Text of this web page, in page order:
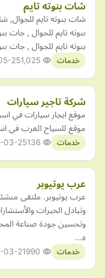
شات بنوته تايم
شات بنوته تايم للجوال,
بنوته تايم للجوال , جات
بنوته تايم للجوال , جات
خدمات 25
شركة تاجير سيارات
موقع ايجار سيارات في
موقع للسياح العرب في
خدمات 03-25
عرب يوتيوبر
عرب يوتيوبر. ملتقى
وتبادل الخبرات
وتحسين جودة صناعة
ه…
خدمات 03-21